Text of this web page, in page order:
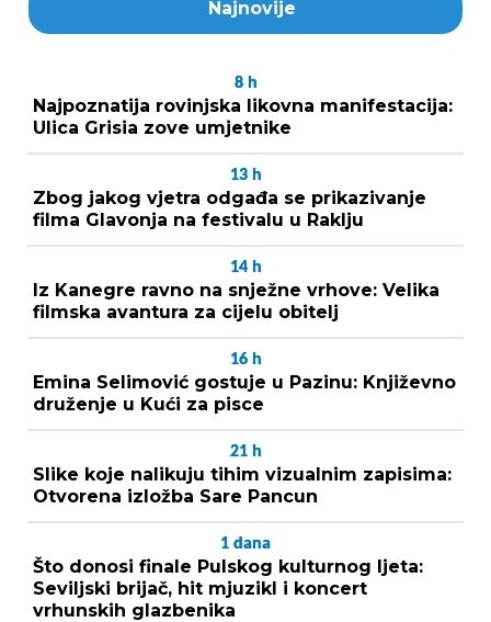
Najnovije
8 h
Najpoznatija rovinjska likovna manifestacija:
Ulica Grisia zove umjetnike
13 h
Zbog jakog vjetra odgađa se prikazivanje
filma Glavonja na festivalu u Raklju
14 h
Iz Kanegre ravno na snježne vrhove: Velika
filmska avantura za cijelu obitelj
16 h
Emina Selimović gostuje u Pazinu: Književno
druženje u Kući za pisce
21 h
Slike koje nalikuju tihim vizualnim zapisima:
Otvorena izložba Sare Pancun
1 dana
Što donosi finale Pulskog kulturnog ljeta:
Seviljski brijač, hit mjuzikl i koncert
vrhunskih glazbenika